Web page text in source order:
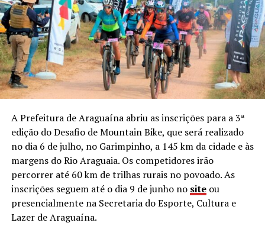
A Prefeitura de Araguaína abriu as inscrições para a 3ª
edição do Desafio de Mountain Bike, que será realizado
no dia 6 de julho, no Garimpinho, a 145 km da cidade e às
margens do Rio Araguaia. Os competidores irão
percorrer até 60 km de trilhas rurais no povoado. As
inscrições seguem até o dia 9 de junho no site ou
presencialmente na Secretaria do Esporte, Cultura e
Lazer de Araguaína.